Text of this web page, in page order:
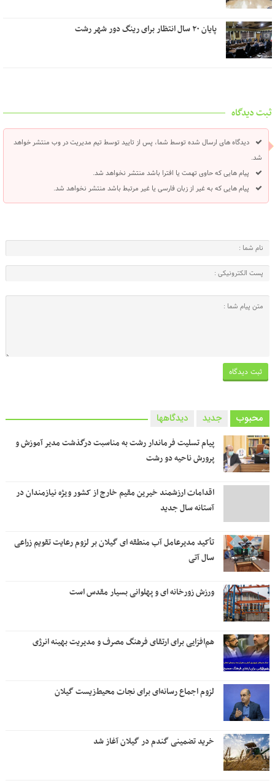
پایان ۲۰ سال انتظار برای رینگ دور شهر رشت
ثبت دیدگاه
دیدگاه های ارسال شده توسط شما، پس از تایید توسط تیم مدیریت در وب منتشر خواهد
شد.
پیام هایی که حاوی تهمت یا افترا باشد منتشر نخواهد شد.
پیام هایی که به غیر از زبان فارسی یا غیر مرتبط باشد منتشر نخواهد شد.
محبوب جدید دیدگاهها
پیام تسلیت فرماندار رشت به مناسبت درگذشت مدیر آموزش و
پرورش ناحیه دو رشت
اقدامات ارزشمند خیرین مقیم خارج از کشور ویژه نیازمندان در
آستانه سال جدید
تأکید مدیرعامل آب منطقه ای گیلان بر لزوم رعایت تقویم زراعی‌
سال آتی
ورزش زورخانه ای و پهلوانی بسیار مقدس است
هم‌افزایی برای ارتقای فرهنگ مصرف و مدیریت بهینه انرژی
لزوم اجماع رسانه‌ای برای نجات محیط‌زیست گیلان
خرید تضمینی گندم در گیلان آغاز شد